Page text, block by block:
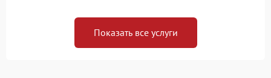
Показать все услуги